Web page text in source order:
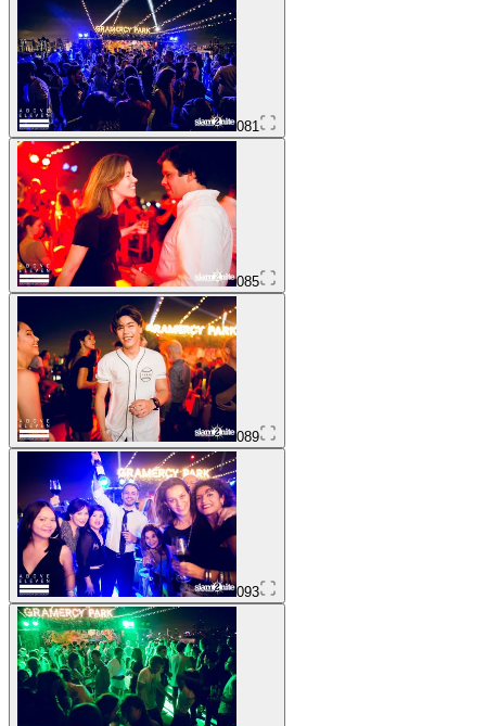
081
085
089
093